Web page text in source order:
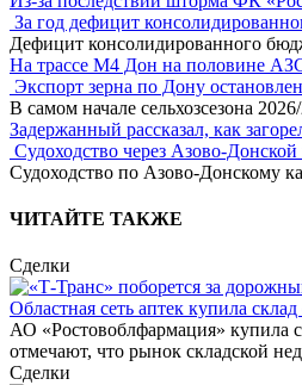
За год дефицит
Дефицит консолидированного
На трассе М4 Дон на половине
Экспорт зерна по Дону остановлен
В самом начале сельхозсезона
Задержанный рассказал, как
Судоходство через Азово-
Судоходство по Азово-Донскому
ЧИТАЙТЕ ТАКЖЕ
Сделки
Областная сеть аптек купила
АО «Ростовоблфармация» купила
отмечают, что рынок складской
Сделки